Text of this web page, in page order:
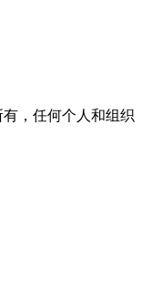
，任何个人和组织